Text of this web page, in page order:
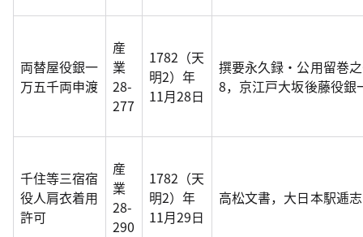
両替屋役銀一
万五千両申渡
産
業
28-
277
1782（天
明2）年
11月28日
撰要永久録・公用留巻
8，京江戸大坂後藤役銀
千住等三宿宿
役人肩衣着用
許可
産
業
28-
290
1782（天
明2）年
11月29日
高松文書，大日本駅逓志